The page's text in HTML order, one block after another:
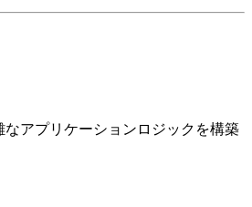
アプリケーションロジックを構築